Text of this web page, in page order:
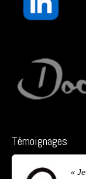
Témoignages
«